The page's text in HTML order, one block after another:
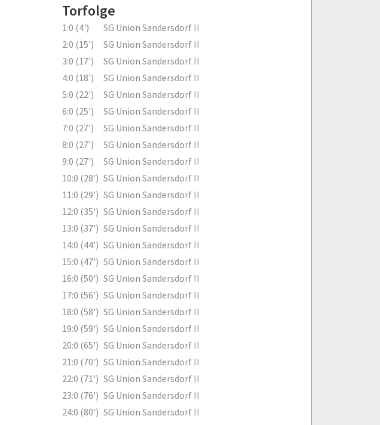
Torfolge
1:0 (4')
SG Union Sandersdorf II
2:0 (15')
SG Union Sandersdorf II
3:0 (17')
SG Union Sandersdorf II
4:0 (18')
SG Union Sandersdorf II
5:0 (22')
SG Union Sandersdorf II
6:0 (25')
SG Union Sandersdorf II
7:0 (27')
SG Union Sandersdorf II
8:0 (27')
SG Union Sandersdorf II
9:0 (27')
SG Union Sandersdorf II
10:0 (28') SG Union Sandersdorf II
11:0 (29') SG Union Sandersdorf II
12:0 (35') SG Union Sandersdorf II
13:0 (37') SG Union Sandersdorf II
14:0 (44') SG Union Sandersdorf II
15:0 (47') SG Union Sandersdorf II
16:0 (50') SG Union Sandersdorf II
17:0 (56') SG Union Sandersdorf II
18:0 (58') SG Union Sandersdorf II
19:0 (59') SG Union Sandersdorf II
20:0 (65') SG Union Sandersdorf II
21:0 (70') SG Union Sandersdorf II
22:0 (71') SG Union Sandersdorf II
23:0 (76') SG Union Sandersdorf II
24:0 (80') SG Union Sandersdorf II